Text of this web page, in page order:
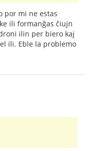
por mi ne estas
ili formanĝas ĉiujn
ilin per biero kaj
ili. Eble la problemo